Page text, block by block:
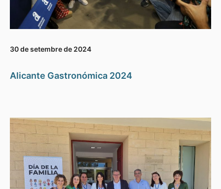
30 de setembre de 2024
Alicante Gastronómica 2024